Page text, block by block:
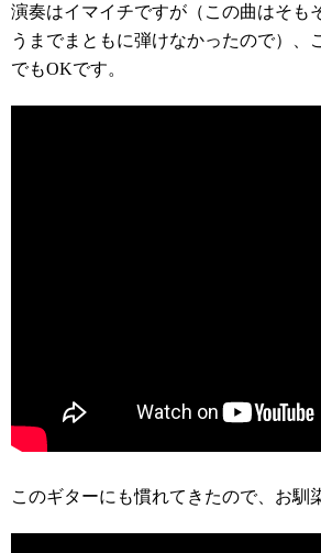
演奏はイマイチですが（この曲はそも
うまでまともに弾けなかったので）、
でもOKです。
このギターにも慣れてきたので、お馴